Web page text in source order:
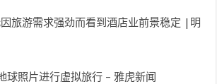
旅游需求强劲而看到酒店业前景稳定 |明
球照片进行虚拟旅行 – 雅虎新闻